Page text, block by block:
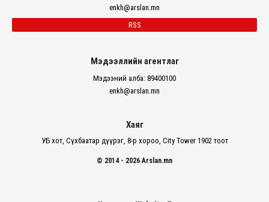
enkh@arslan.mn
RSS
Мэдээллийн агентлаг
Мэдээний алба: 89400100
enkh@arslan.mn
Хаяг
УБ хот, Сүхбаатар дүүрэг, 8-р хороо, City Tower 1902 тоот
© 2014 - 2026 Arslan.mn